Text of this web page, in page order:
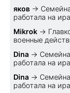
яков →
работала на
Mikrok →
военные
Dina →
работала на
Dina →
работала на